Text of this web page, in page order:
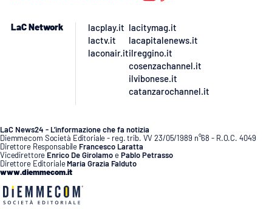
Storie
NETWORK
LaC Network
lacplay.it
lactv.it
laconair.it
lacitymag.it
lacapitalenews.it
ilreggino.it
cosenzachannel.it
ilvibonese.it
catanzarochannel.it
LaC News24 - L’informazione che fa notizia
Diemmecom Società Editoriale - reg. trib. VV 23/05/1989 n°68 - R.O.C. 4049
Direttore Responsabile Francesco Laratta
Vicedirettore Enrico De GirolamoePablo Petrasso
Direttore Editoriale Maria Grazia Falduto
www.diemmecom.it